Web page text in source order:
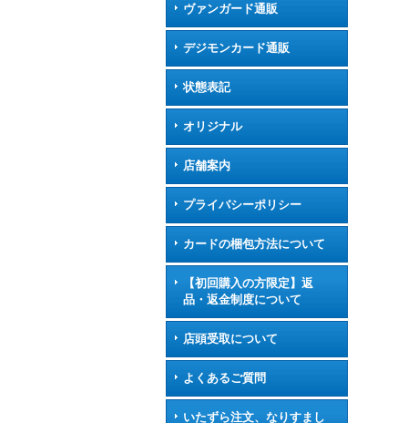
ヴァンガード通販
デジモンカード通販
状態表記
オリジナル
店舗案内
プライバシーポリシー
カードの梱包方法について
【初回購入の方限定】返
品・返金制度について
店頭受取について
よくあるご質問
いたずら注文、なりすまし